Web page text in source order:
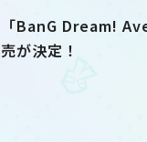
「BanG Dream!
売が決定！